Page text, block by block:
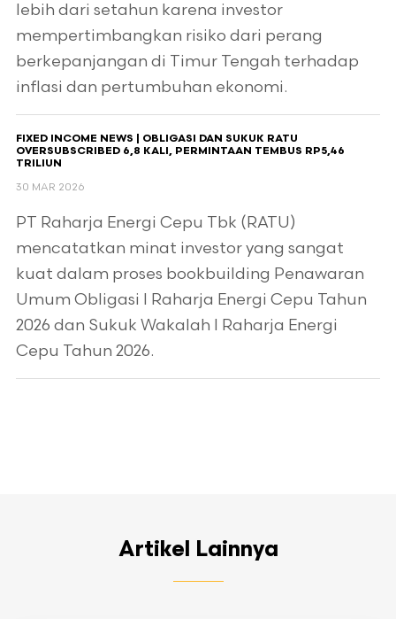
lebih dari setahun karena investor
mempertimbangkan risiko dari perang
berkepanjangan di Timur Tengah terhadap
inflasi dan pertumbuhan ekonomi.
FIXED INCOME NEWS | OBLIGASI DAN SUKUK RATU
OVERSUBSCRIBED 6,8 KALI, PERMINTAAN TEMBUS RP5,46
TRILIUN
30 MAR 2026
PT Raharja Energi Cepu Tbk (RATU)
mencatatkan minat investor yang sangat
kuat dalam proses bookbuilding Penawaran
Umum Obligasi I Raharja Energi Cepu Tahun
2026 dan Sukuk Wakalah I Raharja Energi
Cepu Tahun 2026.
Artikel Lainnya